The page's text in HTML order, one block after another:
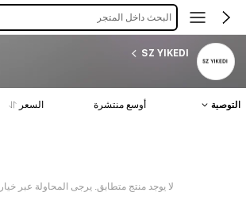
البحث داخل المتجر
SZ YIKEDI
التوصية أوسع منتشرة السعر
لا يوجد منتج متطابق. يرجى المحاولة عبر